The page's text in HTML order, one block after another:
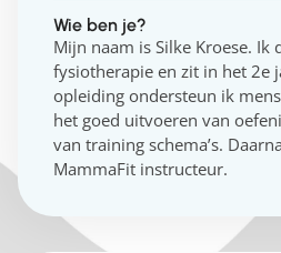
Wie ben je?
Mijn naam is Silke Kroese. Ik
fysiotherapie en zit in het 2e
opleiding ondersteun ik
het goed uitvoeren van
van training schema’s.
MammaFit instructeur.